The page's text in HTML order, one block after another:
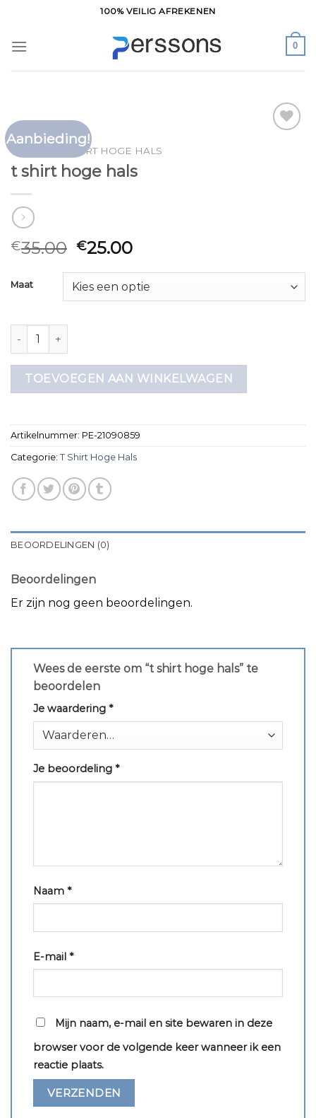
inhoud
100% VEILIG AFREKENEN
0
Aanbieding!
HOME T SHIRT HOGE HALS
t shirt hoge hals
€35.00 €25.00
Maat
t shirt hoge hals aantal
TOEVOEGEN AAN WINKELWAGEN
Artikelnummer: PE-21090859
Categorie: T Shirt Hoge Hals
BEOORDELINGEN (0)
Beoordelingen
Er zijn nog geen beoordelingen.
Wees de eerste om “t shirt hoge hals” te
beoordelen
Je waardering *
Je beoordeling *
Naam *
E-mail *
Mijn naam, e-mail en site bewaren in deze
browser voor de volgende keer wanneer ik een
reactie plaats.